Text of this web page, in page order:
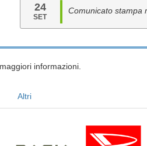
24
SET
Comunicato stampa
informazioni.
Altri